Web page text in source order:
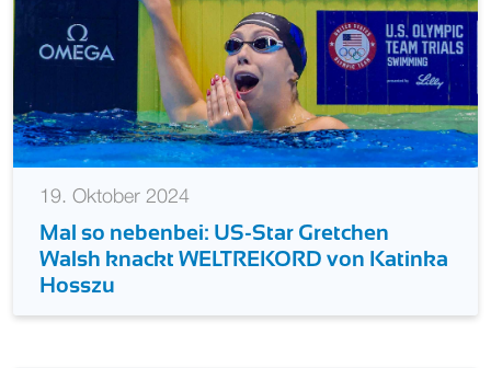
19. Oktober 2024
Mal so nebenbei: US-Star Gretchen
Walsh knackt WELTREKORD von Katinka
Hosszu